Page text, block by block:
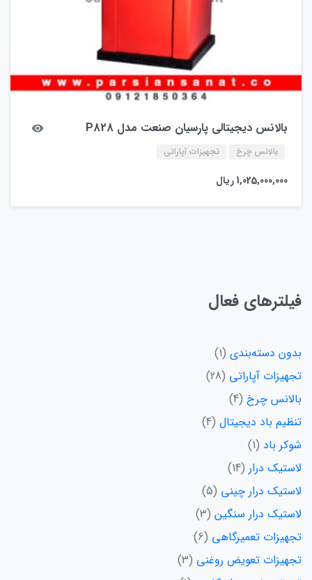
بالانس دیجیتالی پارسیان صنعت مدل P828
بالانس چرخ تجهیزات آپاراتی
1,025,000,000ریال
فیلترهای فعال
بدون دسته‌بندی 1
تجهیزات آپاراتی 28
بالانس چرخ 4
تنظیم باد دیجیتال 4
شوکر باد 1
لاستیک درار 14
لاستیک درار چینی 5
لاستیک درار سنگین 3
تجهیزات تعمیرگاهی 6
تجهیزات تعویض روغنی 3